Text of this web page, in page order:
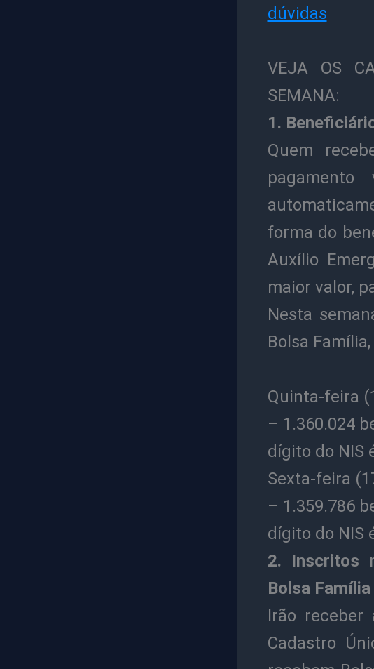
dúvidas
VEJA OS
SEMANA:
1.
Quem
forma do
Auxílio
maior valor,
Nesta
Bolsa
Quinta-feira
– 1.360.024
dígito do NIS
Sexta-feira
– 1.359.786
dígito do NIS
2. Inscritos
Bolsa Família
Irão
Cadastro